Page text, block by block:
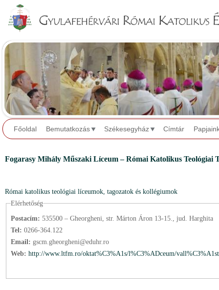
Főoldal Bemutatkozás Székesegyház Címtár
Fogarasy Mihály Műszaki Líceum – Római Katolikus Teológiai
Római katolikus teológiai líceumok, tagozatok és kollégiumok
Elérhetőség
Postacím:
535500 – Gheorgheni, str. Márton Áron 13-15., jud. Harghita
Tel: 0266-364.122
Email: gscm.gheorgheni@eduhr.ro
Web: http://www.ltfm.ro/oktat%C3%A1s/l%C3%ADceum/